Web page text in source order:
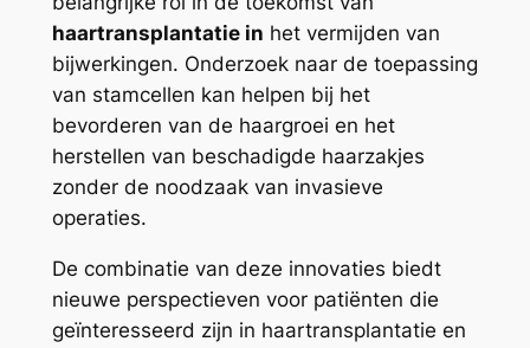
haartransplantatie in het vermijden van
bijwerkingen. Onderzoek naar de toepassing
van stamcellen kan helpen bij het
bevorderen van de haargroei en het
herstellen van beschadigde haarzakjes
zonder de noodzaak van invasieve
operaties.
De combinatie van deze innovaties biedt
nieuwe perspectieven voor patiënten die
geïnteresseerd zijn in haartransplantatie en